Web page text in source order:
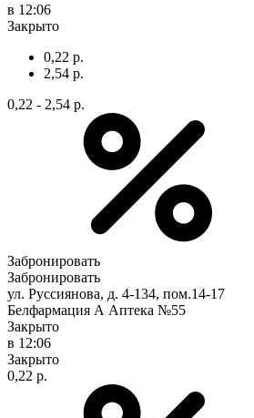
в 12:06
Закрыто
0,22 р.
2,54 р.
0,22 - 2,54 р.
Забронировать
Забронировать
ул. Руссиянова, д. 4-134, пом.14-17
Белфармация А Аптека №55
Закрыто
в 12:06
Закрыто
0,22 р.